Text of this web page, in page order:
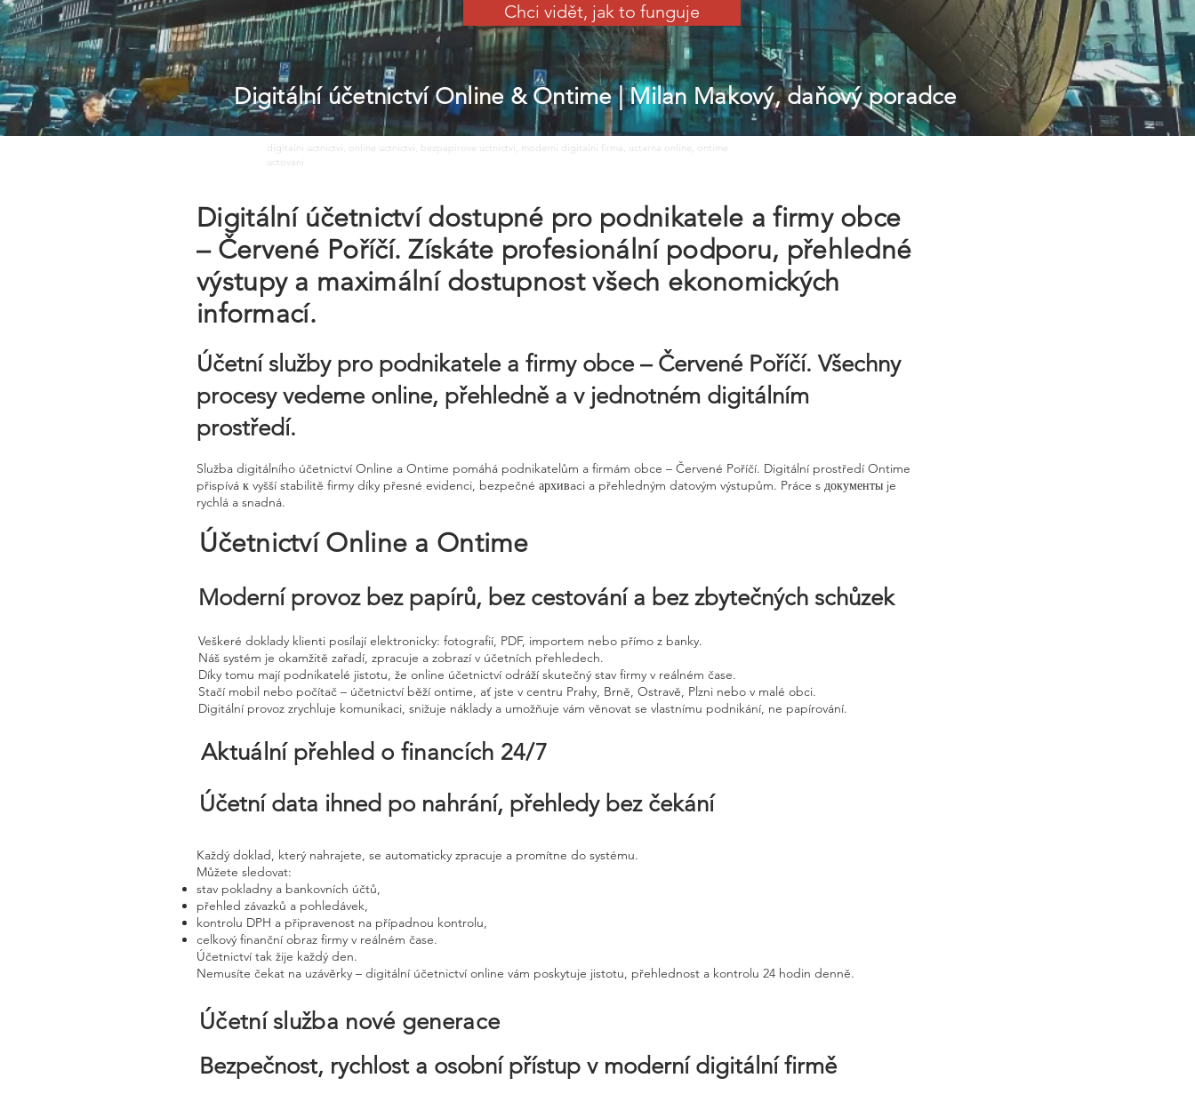
Chci vidět, jak to funguje
Digitální účetnictví Online & Ontime| Milan Makový, daňový poradce
digitalni uctnictvi, online uctnictvi, bezpapirove uctnictvi, moderni digitalni firma, uctarna online, ontime
uctovani
Digitální účetnictví dostupné pro podnikatele a firmy obce
– Červené Poříčí. Získáte profesionální podporu, přehledné
výstupy a maximální dostupnost všech ekonomických
informací.
Účetní služby pro podnikatele a firmy obce – Červené Poříčí. Všechny
procesy vedeme online, přehledně a v jednotném digitálním
prostředí.
Služba digitálního účetnictví Online a Ontime pomáhá podnikatelům a firmám obce – Červené Poříčí. Digitální prostředí Ontime
přispívá к vyšší stabilitě firmy díky přesné evidenci, bezpečné архивaci a přehledným datovým výstupům. Práce s документы je
rychlá a snadná.
Účetnictví Online a Ontime
Moderní provoz bez papírů, bez cestování a bez zbytečných schůzek
Veškeré doklady klienti posílají elektronicky: fotografií, PDF, importem nebo přímo z banky.
Náš systém je okamžitě zařadí, zpracuje a zobrazí v účetních přehledech.
Díky tomu mají podnikatelé jistotu, že online účetnictví odráží skutečný stav firmy v reálném čase.
Stačí mobil nebo počítač – účetnictví běží ontime, ať jste v centru Prahy, Brně, Ostravě, Plzni nebo v malé obci.
Digitální provoz zrychluje komunikaci, snižuje náklady a umožňuje vám věnovat se vlastnímu podnikání, ne papírování.
Aktuální přehled o financích 24/7
Účetní data ihned po nahrání, přehledy bez čekání
Každý doklad, který nahrajete, se automaticky zpracuje a promítne do systému.
Můžete sledovat:
stav pokladny a bankovních účtů,
přehled závazků a pohledávek,
kontrolu DPH a připravenost na případnou kontrolu,
celkový finanční obraz firmy v reálném čase.
Účetnictví tak žije každý den.
Nemusíte čekat na uzávěrky – digitální účetnictví online vám poskytuje jistotu, přehlednost a kontrolu 24 hodin denně.
Účetní služba nové generace
Bezpečnost, rychlost a osobní přístup v moderní digitální firmě